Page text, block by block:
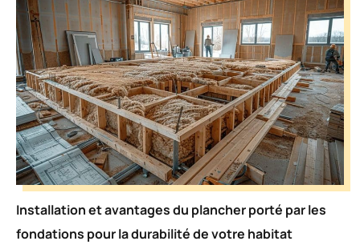
Installation et avantages du plancher porté par les
fondations pour la durabilité de votre habitat